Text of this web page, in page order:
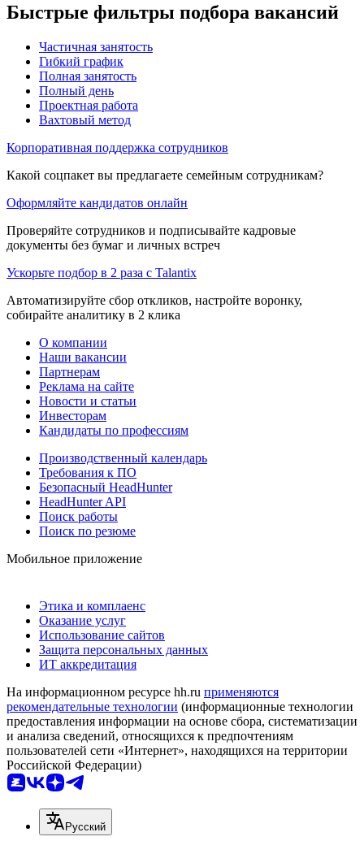
Быстрые фильтры подбора вакансий
Частичная занятость
Гибкий график
Полная занятость
Полный день
Проектная работа
Вахтовый метод
Корпоративная поддержка сотрудников
Какой соцпакет вы предлагаете семейным сотрудникам?
Оформляйте кандидатов онлайн
Проверяйте сотрудников и подписывайте кадровые
документы без бумаг и личных встреч
Ускорьте подбор в 2 раза с Talantix
Автоматизируйте сбор откликов, настройте воронку,
собирайте аналитику в 2 клика
О компании
Наши вакансии
Партнерам
Реклама на сайте
Новости и статьи
Инвесторам
Кандидаты по профессиям
Производственный календарь
Требования к ПО
Безопасный HeadHunter
HeadHunter API
Поиск работы
Поиск по резюме
Мобильное приложение
Этика и комплаенс
Оказание услуг
Использование сайтов
Защита персональных данных
ИТ аккредитация
На информационном ресурсе hh.ru применяются
рекомендательные технологии (информационные технологии
предоставления информации на основе сбора, систематизации
и анализа сведений, относящихся к предпочтениям
пользователей сети «Интернет», находящихся на территории
Российской Федерации)
Русский